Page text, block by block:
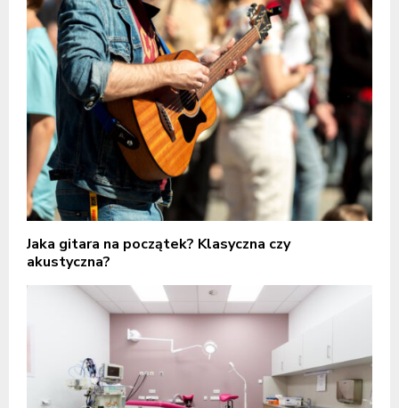
Jaka gitara na początek? Klasyczna czy
akustyczna?